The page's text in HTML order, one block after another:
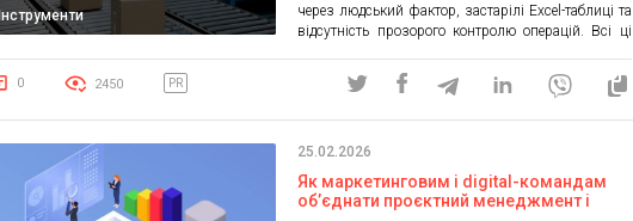
Інструменти
через людський фактор, застарілі Excel-таблиці та
відсутність прозорого контролю операцій. Всі ці
впливають на прибуток компанії. Саме тому
більшість бізнесів використовують WMS систему
пов’язані з ручним обліком. Більше […]
0 2450 PR
25.02.2026
Як маркетинговим і digital-командам
об’єднати проєктний менеджмент і